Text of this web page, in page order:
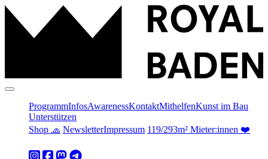
ProgrammInfosAwarenessKontaktMithelfenKunst im Bau
Unterstützen
Shop 🧢 NewsletterImpressum 119/293m² Mieter:innen ❤️